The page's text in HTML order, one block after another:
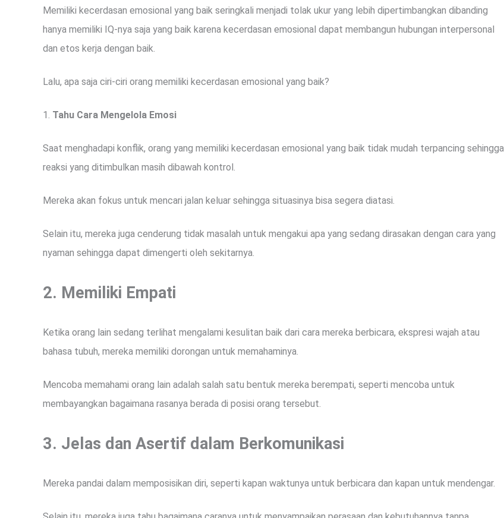
Memiliki kecerdasan emosional yang baik seringkali menjadi tolak ukur yang lebih dipertimbangkan dibanding
hanya memiliki IQ-nya saja yang baik karena kecerdasan emosional dapat membangun hubungan interpersonal
dan etos kerja dengan baik.
Lalu, apa saja ciri-ciri orang memiliki kecerdasan emosional yang baik?
1. Tahu Cara Mengelola Emosi
Saat menghadapi konflik, orang yang memiliki kecerdasan emosional yang baik tidak mudah terpancing sehingga
reaksi yang ditimbulkan masih dibawah kontrol.
Mereka akan fokus untuk mencari jalan keluar sehingga situasinya bisa segera diatasi.
Selain itu, mereka juga cenderung tidak masalah untuk mengakui apa yang sedang dirasakan dengan cara yang
nyaman sehingga dapat dimengerti oleh sekitarnya.
2. Memiliki Empati
Ketika orang lain sedang terlihat mengalami kesulitan baik dari cara mereka berbicara, ekspresi wajah atau
bahasa tubuh, mereka memiliki dorongan untuk memahaminya.
Mencoba memahami orang lain adalah salah satu bentuk mereka berempati, seperti mencoba untuk
membayangkan bagaimana rasanya berada di posisi orang tersebut.
3. Jelas dan Asertif dalam Berkomunikasi
Mereka pandai dalam memposisikan diri, seperti kapan waktunya untuk berbicara dan kapan untuk mendengar.